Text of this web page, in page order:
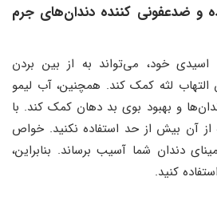
و ضدعفونی کننده دندان‌های جرم
خود، می‌تواند به از بین بردن
لثه کمک کند. همچنین، آب لیمو
و بهبود بوی بد دهان کمک کند. با
از آن بیش از حد استفاده نکنید. خواص
دندان شما آسیب برساند. بنابراین،
کنید.